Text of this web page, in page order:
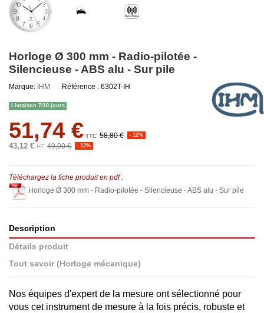
Horloge Ø 300 mm - Radio-pilotée -
Silencieuse - ABS alu - Sur pile
Marque: IHM Référence : 6302T-IH
Livraison 7/10 jours
51,74 € TTC 58,80 € - 12%
43,12 € HT 49,00 € - 12%
Téléchargez la fiche produit en pdf :
Horloge Ø 300 mm - Radio-pilotée - Silencieuse - ABS alu - Sur pile
Description
Détails produit
Tout savoir (Horloge mécanique)
Nos équipes d'expert de la mesure ont sélectionné pour
vous cet instrument de mesure à la fois précis, robuste et